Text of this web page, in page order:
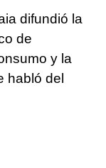
difundió la
de
y la
habló del